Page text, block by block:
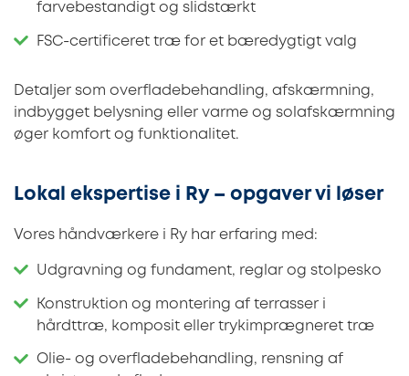
farvebestandigt og slidstærkt
FSC-certificeret træ for et bæredygtigt valg
Detaljer som overfladebehandling, afskærmning,
indbygget belysning eller varme og solafskærmning
øger komfort og funktionalitet.
Lokal ekspertise i Ry – opgaver vi løser
Vores håndværkere i Ry har erfaring med:
Udgravning og fundament, reglar og stolpesko
Konstruktion og montering af terrasser i
hårdttræ, komposit eller trykimprægneret træ
Olie- og overfladebehandling, rensning af